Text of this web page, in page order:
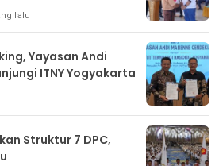
lalu
Yayasan Andi
ITNY Yogyakarta
Struktur 7 DPC,